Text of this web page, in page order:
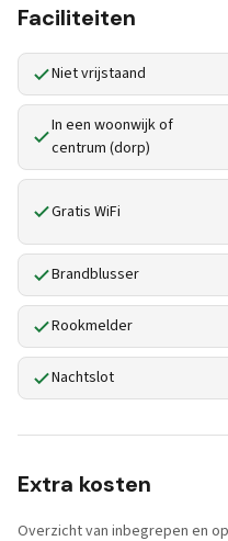
Faciliteiten
Niet vrijstaand
In een woonwijk of
centrum (dorp)
Gratis WiFi
Brandblusser
Rookmelder
Nachtslot
Extra kosten
Overzicht van inbegrepen en